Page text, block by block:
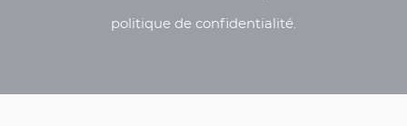
politique de confidentialité.